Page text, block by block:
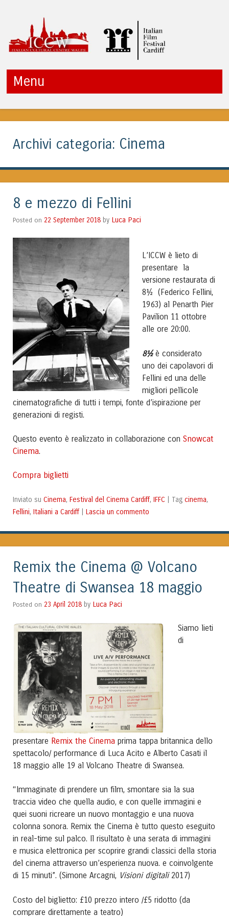
ITALIAN CULTURAL
CENTRE WALES
Menu
Archivi categoria: Cinema
8 e mezzo di Fellini
Posted on 22 September 2018 by Luca Paci
L’ICCW è lieto di
presentare la
versione restaurata di
8½ (Federico Fellini,
1963) al Penarth Pier
Pavilion 11 ottobre
alle ore 20:00.
8½è considerato
uno dei capolavori di
Fellini ed una delle
migliori pellicole
cinematografiche di tutti i tempi, fonte d’ispirazione per
generazioni di registi.
Questo evento è realizzato in collaborazione con Snowcat
Cinema.
Compra biglietti
Inviato su Cinema, Festival del Cinema Cardiff, IFFC Tag cinema,
Fellini, Italiani a Cardiff Lascia un commento
Remix the Cinema @ Volcano
Theatre di Swansea 18 maggio
Posted on 23 April 2018 by Luca Paci
Siamo lieti
di
presentare Remix the Cinema prima tappa britannica dello
spettacolo/ performance di Luca Acito e Alberto Casati il
18 maggio alle 19 al Volcano Theatre di Swansea.
“Immaginate di prendere un film, smontare sia la sua
traccia video che quella audio, e con quelle immagini e
quei suoni ricreare un nuovo montaggio e una nuova
colonna sonora. Remix the Cinema è tutto questo eseguito
in real-time sul palco. Il risultato è una serata di immagini
e musica elettronica per scoprire grandi classici della storia
del cinema attraverso un’esperienza nuova. e coinvolgente
di 15 minuti”. (Simone Arcagni, Visioni digitali2017)
Costo del biglietto: £10 prezzo intero /£5 ridotto (da
comprare direttamente a teatro)